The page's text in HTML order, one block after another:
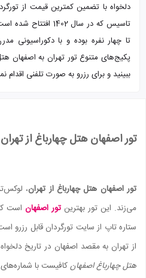
دلخواه با تضمین کمترین قیمت از
تا چهار نفره بوده و با دکوراسیونی
پکیج‌های متنوع تور تهران به اصفهان
ببینید و برای رزرو به صورت تلفنی اقدام
تور اصفهان هتل چهارباغ از تهران
تور اصفهان هتل چهارباغ از تهران،
می‌زند. این تور بهترینتور اصفهان
ستاره تاپ از سایت تورگردان قابل رزرو
از تهران به مقصد اصفهان در تاریخ
هتل چهارباغ اصفهانکافیست با